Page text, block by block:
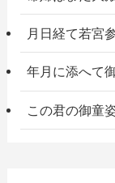
月日経て若宮
年月に添へて
この君の御童